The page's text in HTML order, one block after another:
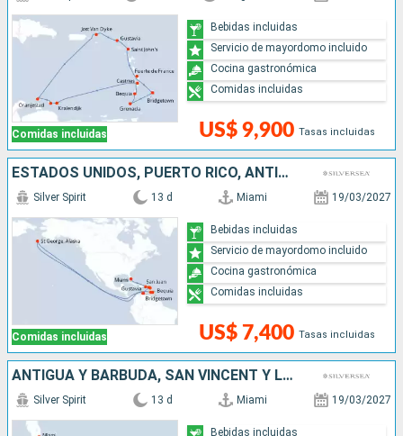
Comidas incluidas US$ 9,900 Tasas incluidas
Bebidas incluidas
Servicio de mayordomo incluido
Cocina gastronómica
Comidas incluidas
ESTADOS UNIDOS, PUERTO RICO, ANTIGUA Y BARBUDA, FRANCIA, GRENADA, SAN VINCENT Y LAS GRANADINAS, BARBADOS
Comidas incluidas
Silver Spirit 13 d Miami 19/03/2027
US$ 7,400 Tasas incluidas
Bebidas incluidas
Servicio de mayordomo incluido
Cocina gastronómica
Comidas incluidas
ANTIGUA Y BARBUDA, SAN VINCENT Y LAS GRANADINAS, PUERTO RICO, GRENADA, ESTADOS UNIDOS, BARBADOS, FRANCIA
Silver Spirit 13 d Miami 19/03/2027
Bebidas incluidas